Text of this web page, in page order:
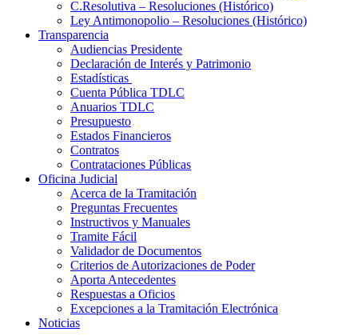
C.Resolutiva – Resoluciones (Histórico)
Ley Antimonopolio – Resoluciones (Histórico)
Transparencia
Audiencias Presidente
Declaración de Interés y Patrimonio
Estadísticas
Cuenta Pública TDLC
Anuarios TDLC
Presupuesto
Estados Financieros
Contratos
Contrataciones Públicas
Oficina Judicial
Acerca de la Tramitación
Preguntas Frecuentes
Instructivos y Manuales
Tramite Fácil
Validador de Documentos
Criterios de Autorizaciones de Poder
Aporta Antecedentes
Respuestas a Oficios
Excepciones a la Tramitación Electrónica
Noticias